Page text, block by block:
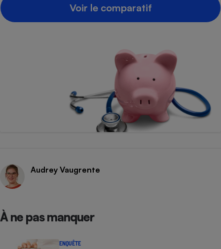
Voir le comparatif
Audrey Vaugrente
À ne pas manquer
ENQUÊTE